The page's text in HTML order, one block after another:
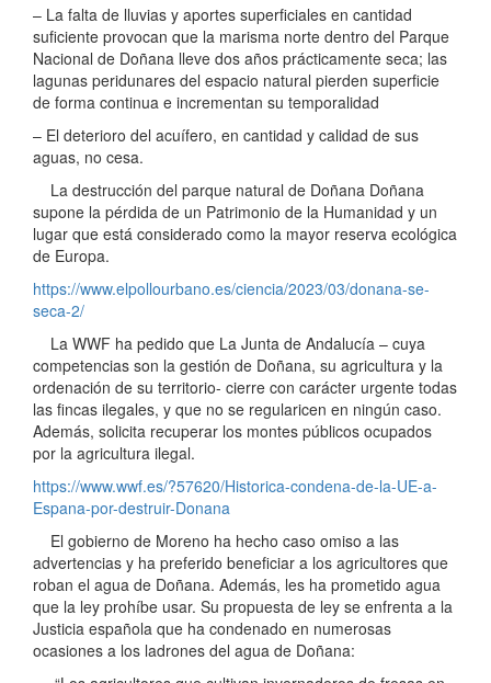
– La falta de lluvias y aportes superficiales en cantidad
suficiente provocan que la marisma norte dentro del Parque
Nacional de Doñana lleve dos años prácticamente seca; las
lagunas peridunares del espacio natural pierden superficie
de forma continua e incrementan su temporalidad
– El deterioro del acuífero, en cantidad y calidad de sus
aguas, no cesa.
La destrucción del parque natural de Doñana Doñana
supone la pérdida de un Patrimonio de la Humanidad y un
lugar que está considerado como la mayor reserva ecológica
de Europa.
https://www.elpollourbano.es/ciencia/2023/03/donana-se-
seca-2/
La WWF ha pedido que La Junta de Andalucía – cuya
competencias son la gestión de Doñana, su agricultura y la
ordenación de su territorio- cierre con carácter urgente todas
las fincas ilegales, y que no se regularicen en ningún caso.
Además, solicita recuperar los montes públicos ocupados
por la agricultura ilegal.
https://www.wwf.es/?57620/Historica-condena-de-la-UE-a-
Espana-por-destruir-Donana
El gobierno de Moreno ha hecho caso omiso a las
advertencias y ha preferido beneficiar a los agricultores que
roban el agua de Doñana. Además, les ha prometido agua
que la ley prohíbe usar. Su propuesta de ley se enfrenta a la
Justicia española que ha condenado en numerosas
ocasiones a los ladrones del agua de Doñana: